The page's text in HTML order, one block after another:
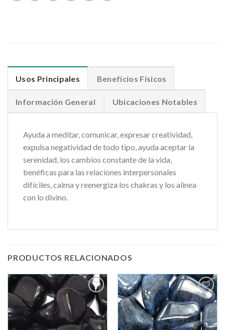
Usos Principales Beneficios Físicos
Información General Ubicaciones Notables
Ayuda a meditar, comunicar, expresar creatividad,
expulsa negatividad de todo tipo, ayuda aceptar la
serenidad, los cambios constante de la vida,
benéficas para las relaciones interpersonales
difíciles, calma y reenergiza los chakras y los alinea
con lo divino.
PRODUCTOS RELACIONADOS
Añadir
a la
lista de
deseos
Añadir
a la
lista de
deseos